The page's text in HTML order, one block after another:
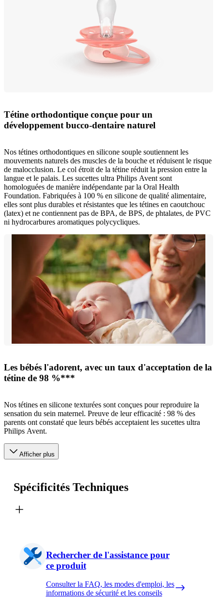
Tétine orthodontique conçue pour un
développement bucco-dentaire naturel
Nos tétines orthodontiques en silicone souple soutiennent les
mouvements naturels des muscles de la bouche et réduisent le risque
de malocclusion. Le col étroit de la tétine réduit la pression entre la
langue et le palais. Les sucettes ultra Philips Avent sont
homologuées de manière indépendante par la Oral Health
Foundation. Fabriquées à 100 % en silicone de qualité alimentaire,
elles sont plus durables et résistantes que les tétines en caoutchouc
(latex) et ne contiennent pas de BPA, de BPS, de phtalates, de PVC
ni hydrocarbures aromatiques polycycliques.
Les bébés l'adorent, avec un taux d'acceptation de la
tétine de 98 %***
Nos tétines en silicone texturées sont conçues pour reproduire la
sensation du sein maternel. Preuve de leur efficacité : 98 % des
parents ont constaté que leurs bébés acceptaient les sucettes ultra
Philips Avent.
Afficher plus
Spécificités Techniques
Rechercher de l'assistance pour
ce produit
Consulter la FAQ, les modes d'emploi, les
informations de sécurité et les conseils